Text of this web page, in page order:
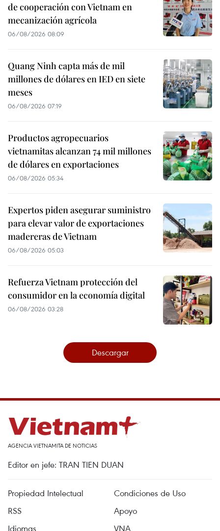
de cooperación con Vietnam en
mecanización agrícola
06/08/2026 08:09
Quang Ninh capta más de mil
millones de dólares en IED en siete
meses
06/08/2026 07:19
Productos agropecuarios
vietnamitas alcanzan 74 mil millones
de dólares en exportaciones
06/08/2026 05:34
Expertos piden asegurar suministro
para elevar valor de exportaciones
madereras de Vietnam
06/08/2026 05:03
Refuerza Vietnam protección del
consumidor en la economía digital
06/08/2026 03:28
Descargar
AGENCIA VIETNAMITA DE NOTICIAS
Editor en jefe: TRAN TIEN DUAN
Propiedad Intelectual
Condiciones de Uso
RSS
Apoyo
Idiomas
VNA